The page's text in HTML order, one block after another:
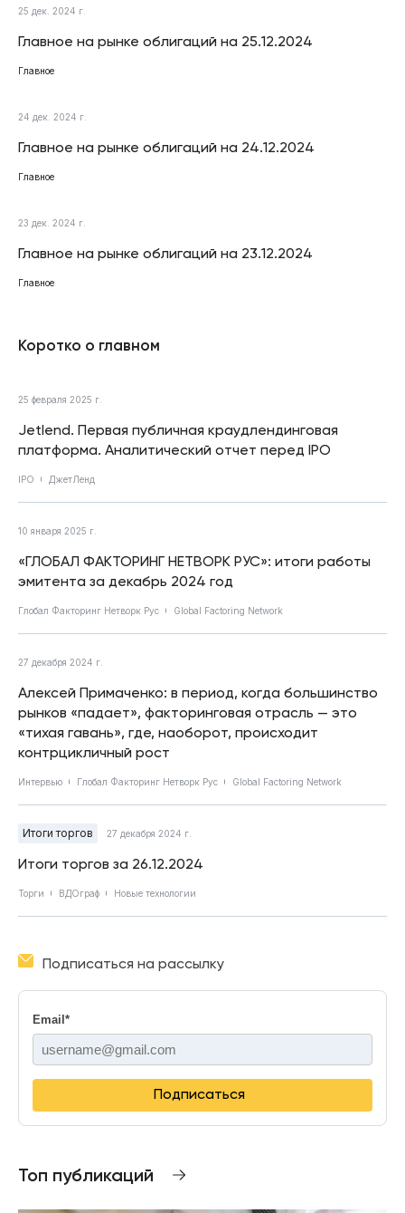
25 дек. 2024 г.
Главное на рынке облигаций на 25.12.2024
Главное
24 дек. 2024 г.
Главное на рынке облигаций на 24.12.2024
Главное
23 дек. 2024 г.
Главное на рынке облигаций на 23.12.2024
Главное
Коротко о главном
25 февраля 2025 г.
Jetlend. Первая публичная краудлендинговая
платформа. Аналитический отчет перед IPO
IPO ДжетЛенд
10 января 2025 г.
«ГЛОБАЛ ФАКТОРИНГ НЕТВОРК РУС»: итоги работы
эмитента за декабрь 2024 год
Глобал Факторинг Нетворк Рус Global Factoring Network
27 декабря 2024 г.
Алексей Примаченко: в период, когда большинство
рынков «падает», факторинговая отрасль — это
«тихая гавань», где, наоборот, происходит
контрцикличный рост
Интервью Глобал Факторинг Нетворк Рус Global Factoring Network
Итоги торгов 27 декабря 2024 г.
Итоги торгов за 26.12.2024
Торги ВДОграф Новые технологии
Подписаться на рассылку
Email *
Подписаться
Топ публикаций